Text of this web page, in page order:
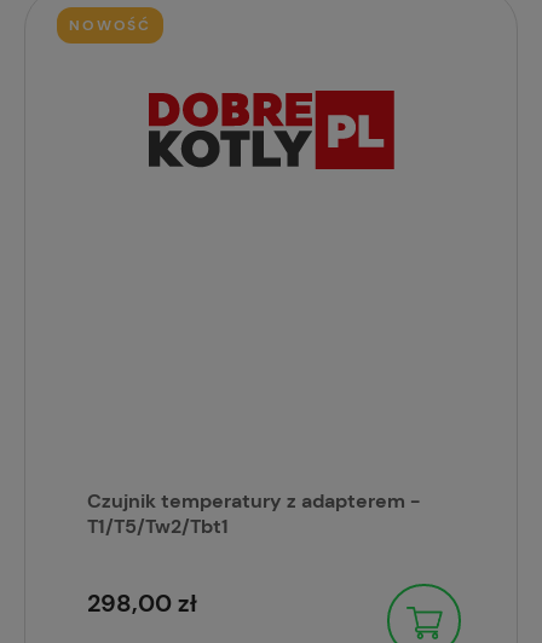
Czujnik temperatury z adapterem -
T1/T5/Tw2/Tbt1
298,00 zł
NOWOŚĆ